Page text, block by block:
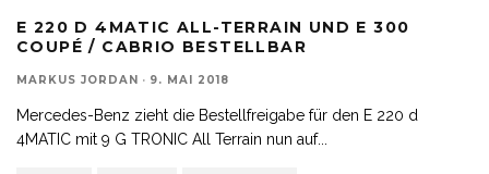
E 220 D 4MATIC ALL-TERRAIN UND E 300
COUPÉ / CABRIO BESTELLBAR
MARKUS JORDAN · 9. MAI 2018
Mercedes-Benz zieht die Bestellfreigabe für den E 220 d
4MATIC mit 9 G TRONIC All Terrain nun auf...